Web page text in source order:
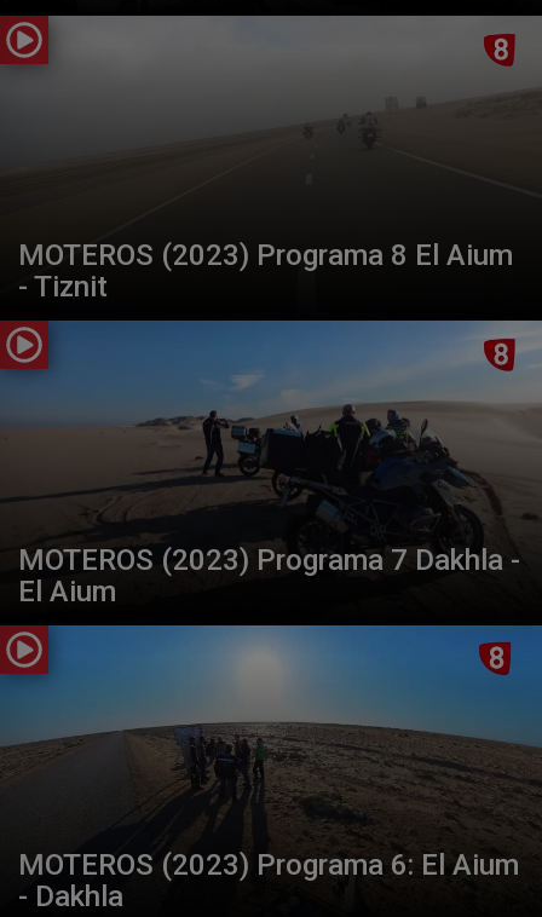
MOTEROS (2023) Programa 8 El Aium
- Tiznit
MOTEROS (2023) Programa 7 Dakhla -
El Aium
MOTEROS (2023) Programa 6: El Aium
- Dakhla